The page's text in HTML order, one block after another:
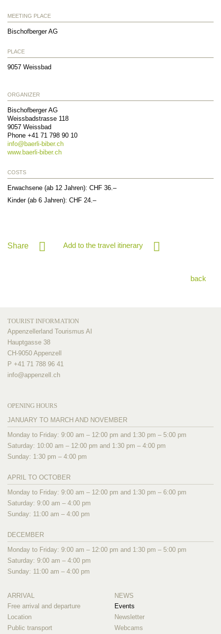
MEETING PLACE
Bischofberger AG
PLACE
9057 Weissbad
ORGANIZER
Bischofberger AG
Weissbadstrasse 118
9057 Weissbad
Phone +41 71 798 90 10
info@ baerli-biber.ch
www.baerli-biber.ch
COSTS
Erwachsene (ab 12 Jahren): CHF 36.–
Kinder (ab 6 Jahren): CHF 24.–
Share Add to the travel itinerary
back
TOURIST INFORMATION
Appenzellerland Tourismus AI
Hauptgasse 38
CH-9050 Appenzell
P +41 71 788 96 41
info@appenzell.ch
OPENING HOURS
JANUARY TO MARCH AND NOVEMBER
Monday to Friday: 9:00 am – 12:00 pm and 1:30 pm – 5:00 pm
Saturday: 10:00 am – 12:00 pm and 1:30 pm – 4:00 pm
Sunday: 1:30 pm – 4:00 pm
APRIL TO OCTOBER
Monday to Friday: 9:00 am – 12:00 pm and 1:30 pm – 6:00 pm
Saturday: 9:00 am – 4:00 pm
Sunday: 11:00 am – 4:00 pm
DECEMBER
Monday to Friday: 9:00 am – 12:00 pm and 1:30 pm – 5:00 pm
Saturday: 9:00 am – 4:00 pm
Sunday: 11:00 am – 4:00 pm
ARRIVAL
Free arrival and departure
Location
Public transport
NEWS
Events
Newsletter
Webcams